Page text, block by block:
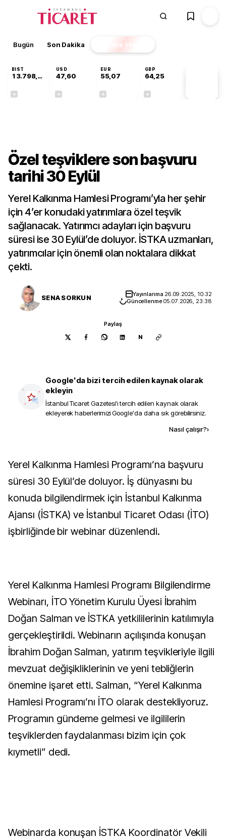
Bugün Son Dakika Finans EKSTRA
BIST
13.798,96
USD
47,60
EUR
55,07
GBP
64,25
Özel teşviklere son başvuru
tarihi 30 Eylül
Yerel Kalkınma Hamlesi Programı’yla her şehir
için 4’er konudaki yatırımlara özel teşvik
sağlanacak. Yatırımcı adayları için başvuru
süresi ise 30 Eylül’de doluyor. İSTKA uzmanları,
yatırımcılar için önemli olan noktalara dikkat
çekti.
SENA SORKUN Yayınlanma 26.09.2025, 10:32
Güncellenme05.07.2026, 23:38
Paylaş
N
Google'da bizi tercih edilen kaynak olarak
ekleyin
İstanbul Ticaret Gazetesi'i tercih edilen kaynak olarak
ekleyerek haberlerimizi Google'da daha sık görebilirsiniz.
Nasıl çalışır?›
Yerel Kalkınma Hamlesi Programı’na başvuru
süresi 30 Eylül’de doluyor. İş dünyasını bu
konuda bilgilendirmek için İstanbul Kalkınma
Ajansı (İSTKA) ve İstanbul Ticaret Odası (İTO)
işbirliğinde bir webinar düzenlendi.
Yerel Kalkınma Hamlesi Programı Bilgilendirme
Webinarı, İTO Yönetim Kurulu Üyesi İbrahim
Doğan Salman ve İSTKA yetkililerinin katılımıyla
gerçekleştirildi. Webinarın açılışında konuşan
İbrahim Doğan Salman, yatırım teşvikleriyle ilgili
mevzuat değişikliklerinin ve yeni tebliğlerin
önemine işaret etti. Salman, “Yerel Kalkınma
Hamlesi Programı’nı İTO olarak destekliyoruz.
Programın gündeme gelmesi ve ilgililerin
teşviklerden faydalanması bizim için çok
kıymetli” dedi.
Webinarda konuşan İSTKA Koordinatör Vekili